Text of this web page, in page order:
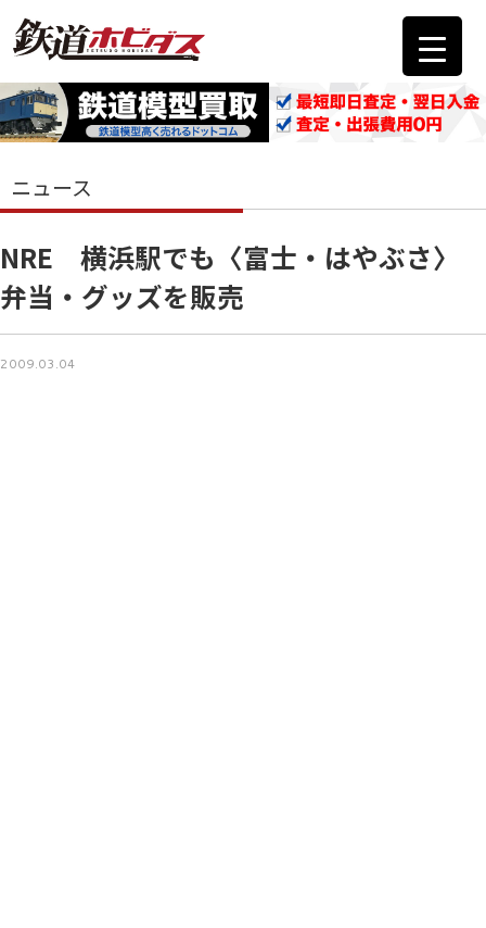
ニュース
NRE 横浜駅でも〈富士・はやぶさ〉
弁当・グッズを販売
2009.03.04